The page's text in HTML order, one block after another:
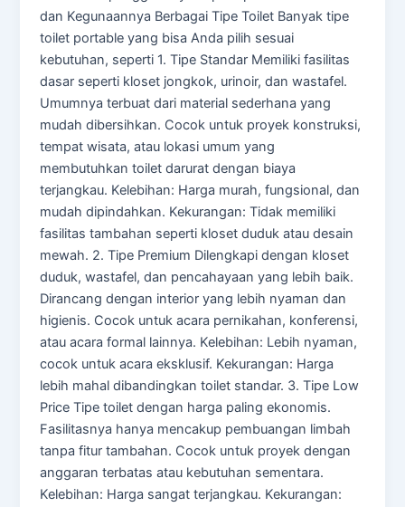
dan Kegunaannya Berbagai Tipe Toilet Banyak tipe
toilet portable yang bisa Anda pilih sesuai
kebutuhan, seperti 1. Tipe Standar Memiliki fasilitas
dasar seperti kloset jongkok, urinoir, dan wastafel.
Umumnya terbuat dari material sederhana yang
mudah dibersihkan. Cocok untuk proyek konstruksi,
tempat wisata, atau lokasi umum yang
membutuhkan toilet darurat dengan biaya
terjangkau. Kelebihan: Harga murah, fungsional, dan
mudah dipindahkan. Kekurangan: Tidak memiliki
fasilitas tambahan seperti kloset duduk atau desain
mewah. 2. Tipe Premium Dilengkapi dengan kloset
duduk, wastafel, dan pencahayaan yang lebih baik.
Dirancang dengan interior yang lebih nyaman dan
higienis. Cocok untuk acara pernikahan, konferensi,
atau acara formal lainnya. Kelebihan: Lebih nyaman,
cocok untuk acara eksklusif. Kekurangan: Harga
lebih mahal dibandingkan toilet standar. 3. Tipe Low
Price Tipe toilet dengan harga paling ekonomis.
Fasilitasnya hanya mencakup pembuangan limbah
tanpa fitur tambahan. Cocok untuk proyek dengan
anggaran terbatas atau kebutuhan sementara.
Kelebihan: Harga sangat terjangkau. Kekurangan: